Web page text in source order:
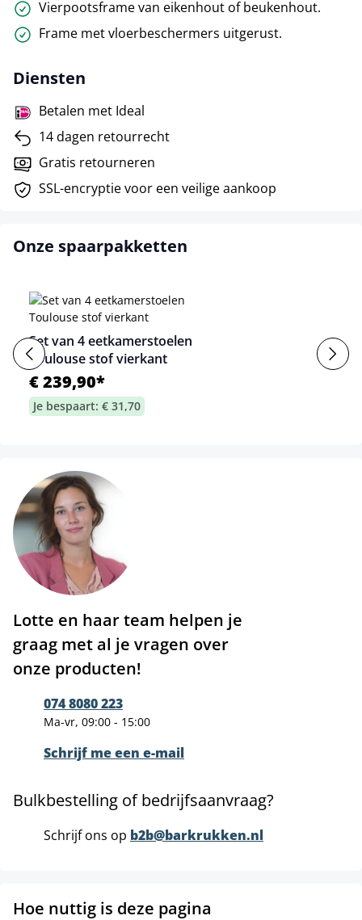
Vierpootsframe van eikenhout of beukenhout.
Frame met vloerbeschermers uitgerust.
Diensten
Betalen met Ideal
14 dagen retourrecht
Gratis retourneren
SSL-encryptie voor een veilige aankoop
Onze spaarpakketten
Set van 4 eetkamerstoelen
Toulouse stof vierkant
€ 239,90*
Je bespaart: € 31,70
Lotte en haar team helpen je
graag met al je vragen over
onze producten!
074 8080 223
Ma-vr, 09:00 - 15:00
Schrijf me een e-mail
Bulkbestelling of bedrijfsaanvraag?
Schrijf ons op b2b@barkrukken.nl
Hoe nuttig is deze pagina